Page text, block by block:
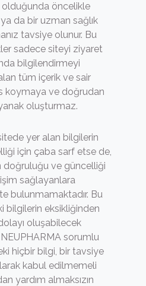
olduğunda öncelikle
da bir uzman sağlık
tavsiye olunur. Bu
sadece siteyi ziyaret
bilgilendirmeyi
tüm içerik ve sair
koymaya ve doğrudan
oluşturmaz.
yer alan bilgilerin
için çaba sarf etse de,
doğruluğu ve güncelliği
sağlayanlara
bulunmamaktadır. Bu
bilgilerin eksikliğinden
oluşabilecek
sorumlu
hiçbir bilgi, bir tavsiye
kabul edilmemeli
yardım almaksızın